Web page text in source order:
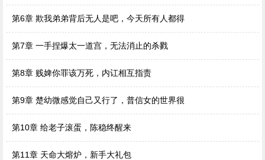
第6章 欺我弟弟背后无人是吧，今天所有人都得
第7章 一手捏爆太一道宫，无法消止的杀戮
第8章 贱婢你罪该万死，内讧相互指责
第9章 楚幼微感觉自己又行了，普信女的世界很
第10章 给老子滚蛋，陈稳终醒来
第11章 天命大熔炉，新手大礼包